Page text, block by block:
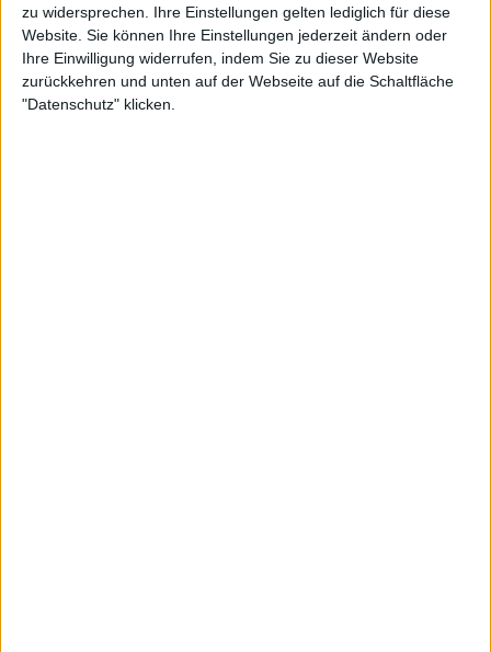
zu widersprechen. Ihre Einstellungen gelten lediglich für diese
Website. Sie können Ihre Einstellungen jederzeit ändern oder
Ihre Einwilligung widerrufen, indem Sie zu dieser Website
zurückkehren und unten auf der Webseite auf die Schaltfläche
"Datenschutz" klicken.